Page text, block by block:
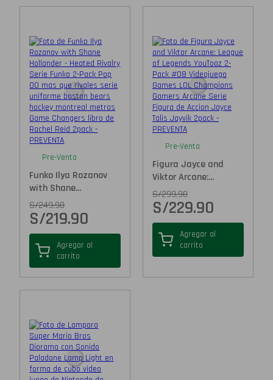
Pre-Venta
Funko Ilya Rozanov
with Shane...
S/249.90
S/219.90
Agregar al
carrito
Pre-Venta
Figura Jayce and
Viktor Arcane:...
S/299.90
S/229.90
Agregar al
carrito